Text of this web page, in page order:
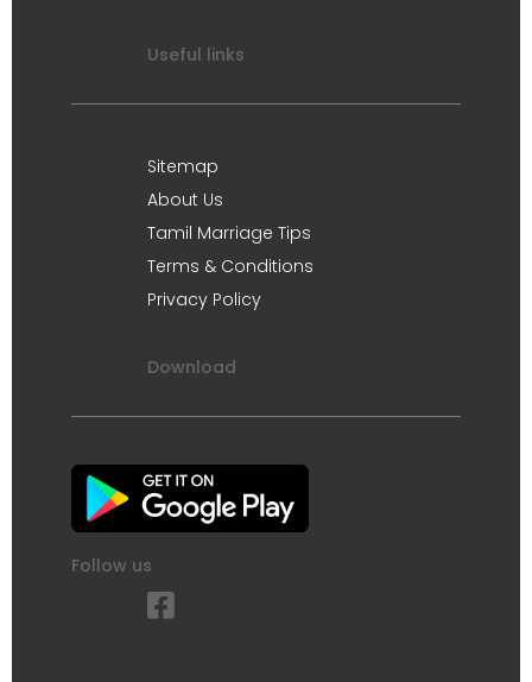
Useful links
Sitemap
About Us
Tamil Marriage Tips
Terms & Conditions
Privacy Policy
Download
Follow us